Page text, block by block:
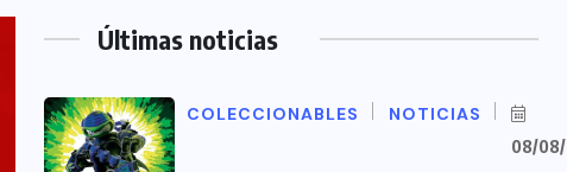
Últimas noticias
COLECCIONABLES NOTICIAS
08/